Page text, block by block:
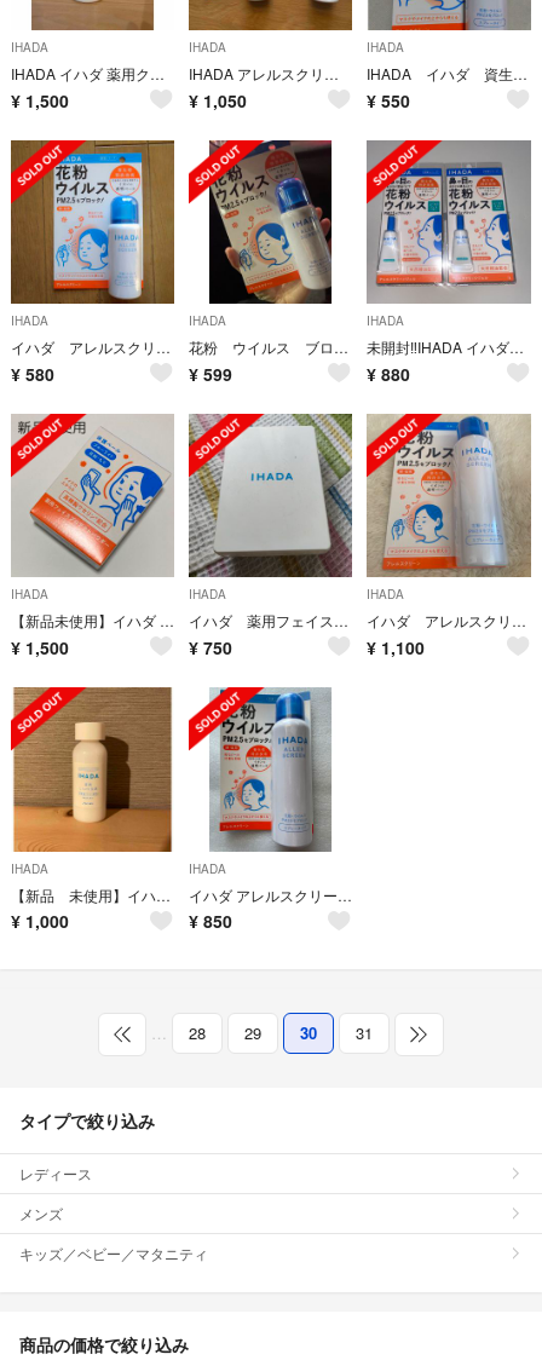
IHADA
IHADA イハダ 薬用クリアローション 化粧水
¥ 1,500
IHADA
IHADA アレルスクリーン EX 50g 2個
¥ 1,050
IHADA
IHADA イハダ 資生堂 アレルスクリーン 未使用未開封 50g
¥ 550
IHADA
イハダ アレルスクリーン EX 50g 花粉スプレー
¥ 580
IHADA
花粉 ウイルス ブロック IHADA スプレー イハダ
¥ 599
IHADA
未開封‼️IHADA イハダ アレルスクリーンジェル クールEX ２個セット
¥ 880
IHADA
【新品未使用】イハダ 薬用フェイスプロテクトパウダー(9g)
¥ 1,500
IHADA
イハダ 薬用フェイスプロテクトパウダー
¥ 750
IHADA
イハダ アレルスクリーンEX 100g 未開封
¥ 1,100
IHADA
【新品 未使用】イハダ 薬用エマルジョン 敏感肌用乳液
¥ 1,000
IHADA
イハダ アレルスクリーン EX 100g
¥ 850
28 29 30 31
タイプで絞り込み
レディース
メンズ
キッズ／ベビー／マタニティ
商品の価格で絞り込み